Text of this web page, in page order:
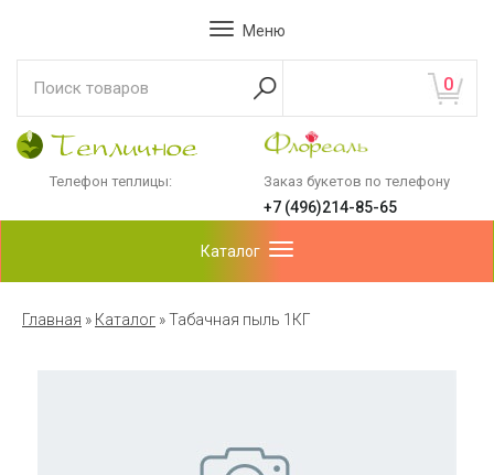
Меню
0
Телефон теплицы: Заказ букетов по телефону
+7 (496)214-85-65
Каталог
Главная » Каталог »Табачная пыль 1КГ